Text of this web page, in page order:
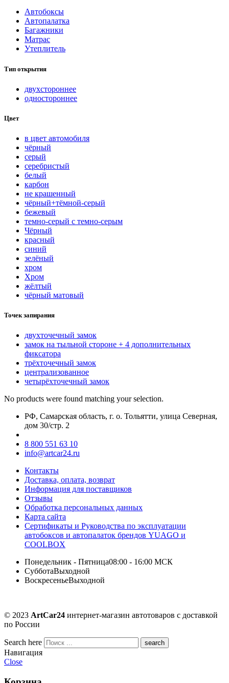
Автобоксы
Автопалатка
Багажники
Матрас
Утеплитель
Тип открытия
двухстороннее
одностороннее
Цвет
в цвет автомобиля
чёрный
серый
серебристый
белый
карбон
нe кpaшeнный
чёрный+тёмной-серый
бежевый
темно-серый с темно-серым
Чёрный
красный
синий
зелёный
хром
Хром
жёлтый
чёрный матовый
Точек запирания
двухточечный замок
замок на тыльной стороне + 4 дополнительных
фиксатора
трёхточечный замок
централизованное
четырёхточечный замок
No products were found matching your selection.
РФ, Самарская область, г. о. Тольятти, улица Северная,
дом 30/стр. 2
8 800 551 63 10
info@artcar24.ru
Контакты
Доставка, оплата, возврат
Информация для поставщиков
Отзывы
Обработка персональных данных
Карта сайта
Сертификаты и Руководства по эксплуатации
автобоксов и автопалаток брендов YUAGO и
COOLBOX
Понедельник - Пятница08:00 - 16:00 МСК
СубботаВыходной
ВоскресеньеВыходной
© 2023 ArtCar24 интернет-магазин автотоваров с доставкой
по России
Search here
Навигация
Close